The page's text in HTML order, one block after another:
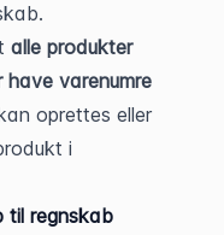
alle produkter
have varenumre
oprettes eller
i
til regnskab